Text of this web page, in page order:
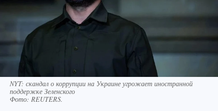
NYT: скандал о коррупции на Украине угрожает иностранной
поддержке Зеленского
Фото: REUTERS.